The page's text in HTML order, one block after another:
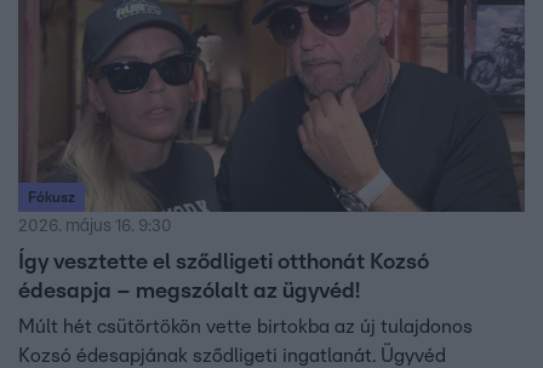
Fókusz
2026. május 16. 9:30
Így vesztette el sződligeti otthonát Kozsó
édesapja – megszólalt az ügyvéd!
Múlt hét csütörtökön vette birtokba az új tulajdonos
Kozsó édesapjának sződligeti ingatlanát. Ügyvéd